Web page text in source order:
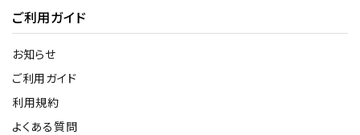
ご利用ガイド
お知らせ
ご利用ガイド
利用規約
よくある質問